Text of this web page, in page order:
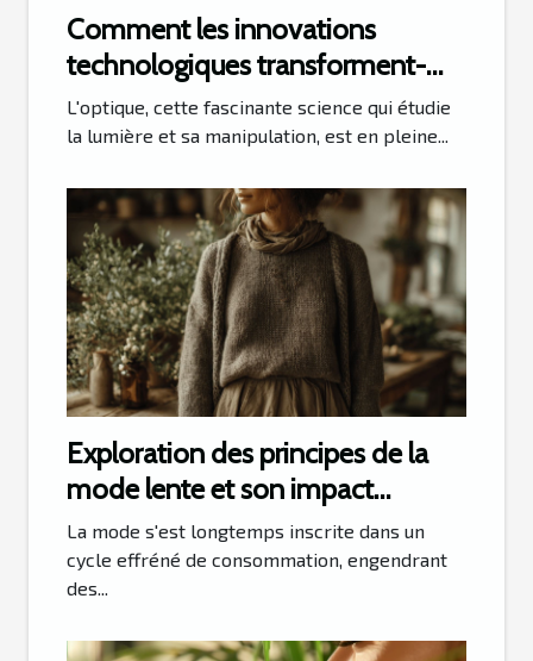
Comment les innovations
technologiques transforment-
elles l'optique moderne ?
L'optique, cette fascinante science qui étudie
la lumière et sa manipulation, est en pleine...
Exploration des principes de la
mode lente et son impact
écologique
La mode s'est longtemps inscrite dans un
cycle effréné de consommation, engendrant
des...